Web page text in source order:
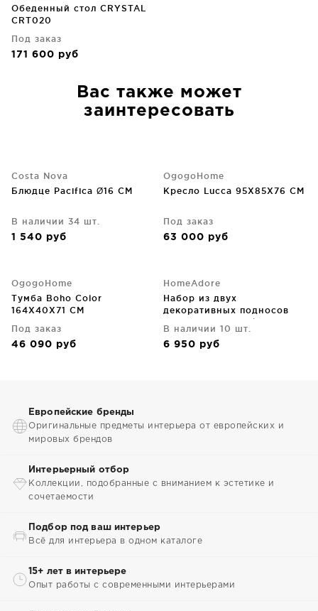
Обеденный стол CRYSTAL
CRT020
Под заказ
171 600 руб
Вас также может
заинтересовать
Costa Nova
Блюдце Pacifica Ø16 CM
В наличии 34 шт.
1 540 руб
OgogoHome
Кресло Lucca 95X85X76 CM
Под заказ
63 000 руб
OgogoHome
Тумба Boho Color
164X40X71 CM
Под заказ
46 090 руб
HomeAdore
Набор из двух
декоративных подносов
Maroco 55X29X7 / 49X25X6
CM
В наличии 10 шт.
6 950 руб
Европейские бренды
Оригинальные предметы интерьера от европейских и
мировых брендов
Интерьерный отбор
Коллекции, подобранные с вниманием к эстетике и
сочетаемости
Подбор под ваш интерьер
Всё для интерьера в одном каталоге
15+ лет в интерьере
Опыт работы с современными интерьерами